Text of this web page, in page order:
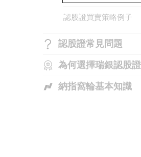
如何買賣認股證
認股證的基本條款及術
認股證的內在值
認股證的時間值
指數輪敏感度的計算
影響認股證價格的因素
認股證合資格相關資產
認股證常用計算公式
認股證買賣策略例子
認股證常見問題
什麼是末日輪
牛皮市況下
為何選擇瑞銀認股證
發行商的角色
納指窩輪基本知識